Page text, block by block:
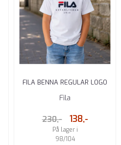
FILA BENNA REGULAR LOGO
T-SKJORTE WHITE
Fila
230,- 138,-
På lager i
98/104